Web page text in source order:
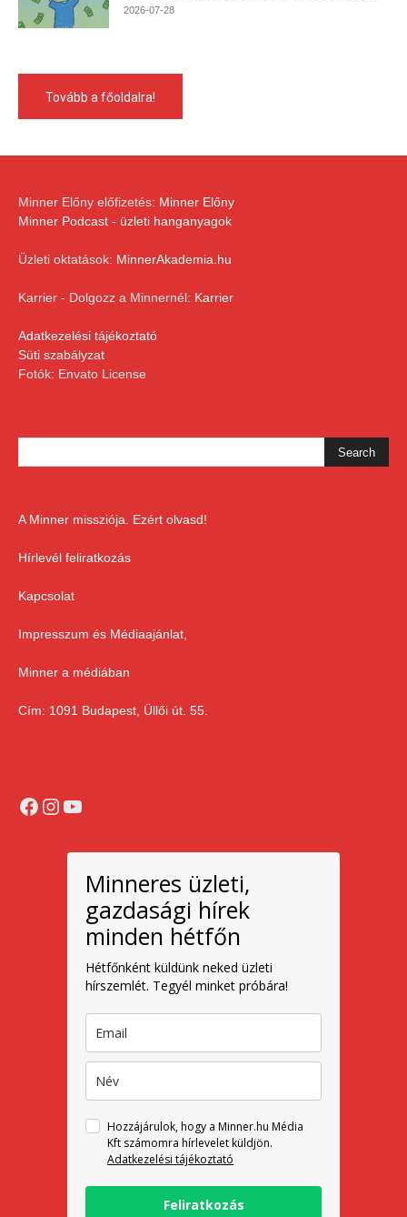
2026-07-28
Tovább a főoldalra!
Minner Előny előfizetés: Minner Előny
Minner Podcast - üzleti hanganyagok
Üzleti oktatások: MinnerAkademia.hu
Karrier - Dolgozz a Minnernél: Karrier
Adatkezelési tájékoztató
Süti szabályzat
Fotók: Envato License
A Minner missziója. Ezért olvasd!
Hírlevél feliratkozás
Kapcsolat
Impresszum és Médiaajánlat,
Minner a médiában
Cím: 1091 Budapest, Üllői út. 55.
Facebook
Instagram
YouTube
Minneres üzleti,
gazdasági hírek
minden hétfőn
Hétfőnként küldünk neked üzleti
hírszemlét. Tegyél minket próbára!
Hozzájárulok, hogy a Minner.hu Média
Kft számomra hírlevelet küldjön.
Adatkezelési tájékoztató
Feliratkozás